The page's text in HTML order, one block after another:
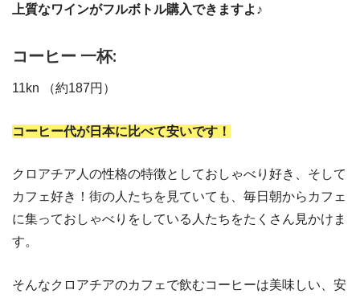
上質なワインがフルボトル購入できますよ♪
コーヒー 一杯:
11kn （約187円）
コーヒー代が日本に比べて安いです！
クロアチア人の性格の特徴としておしゃべり好き、そして
カフェ好き！街の人たちを見ていても、毎日朝からカフェ
に集っておしゃべりをしている人たちをたくさん見かけま
す。
そんなクロアチアのカフェで飲むコーヒーは美味しい、安